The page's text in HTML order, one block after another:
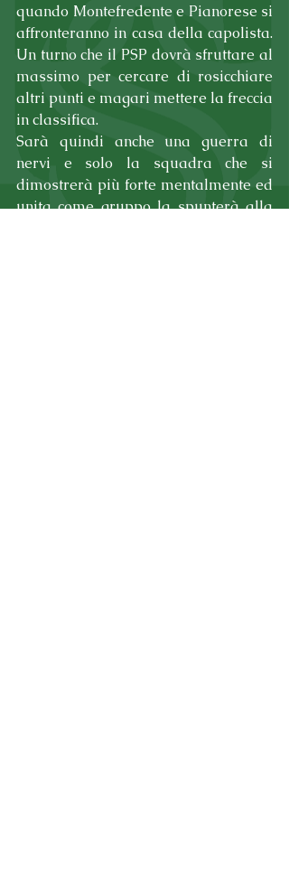
quando Montefredente e Pianorese si
affronteranno in casa della capolista.
Un turno che il PSP dovrà sfruttare al
massimo per cercare di rosicchiare
altri punti e magari mettere la freccia
in classifica.
Sarà quindi anche una guerra di
nervi e solo la squadra che si
dimostrerà più forte mentalmente ed
unita come gruppo la spunterà alla